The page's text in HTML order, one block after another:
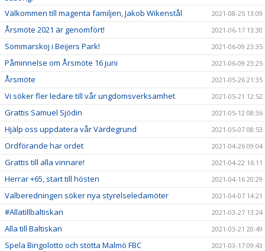
Välkommen till magenta familjen, Jakob Wikenstål 2021-08-25 13:09
Årsmöte 2021 är genomfört! 2021-06-17 13:30
Sommarskoj i Beijers Park! 2021-06-09 23:35
Påminnelse om Årsmöte 16 juni 2021-06-09 23:25
Årsmöte 2021-05-26 21:35
Vi söker fler ledare till vår ungdomsverksamhet 2021-05-21 12:52
Grattis Samuel Sjödin 2021-05-12 08:36
Hjälp oss uppdatera vår Värdegrund 2021-05-07 08:53
Ordförande har ordet 2021-04-26 09:04
Grattis till alla vinnare! 2021-04-22 16:11
Herrar +65, start till hösten 2021-04-16 20:29
Valberedningen söker nya styrelseledamöter 2021-04-07 14:21
#Allatillbaltiskan 2021-03-27 13:24
Alla till Baltiskan 2021-03-21 20:49
Spela Bingolotto och stötta Malmö FBC 2021-03-17 09:43